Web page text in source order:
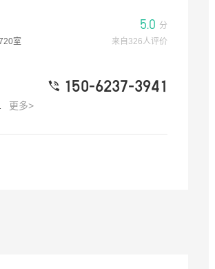
室
5.0 分
来自326人评价
150-6237-3941
更多>
问题。
在工厂受了工伤人在医院需要手术老板不